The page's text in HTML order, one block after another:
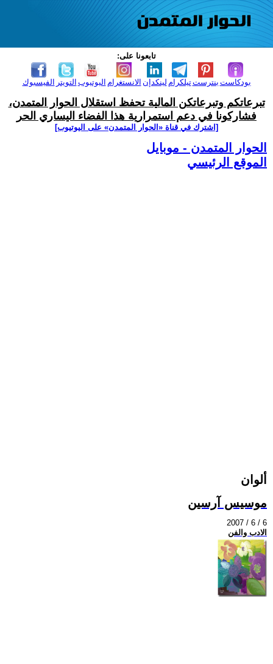
تابعونا على:
الفيسبوك التويتر اليوتيوب الانستغرام لينكدإن تيلكرامبنترست بودكاست
تبرعاتكم وتبرعاتكن المالية تحفظ استقلال الحوار المتمدن،
فشاركونا في دعم استمرارية هذا الفضاء اليساري الحر
[اشترك في قناة ‫«الحوار المتمدن» على اليوتيوب]
الحوار المتمدن - موبايل
الموقع الرئيسي
ألوان
موسيس آرسين
2007 / 6 / 6
الادب والفن